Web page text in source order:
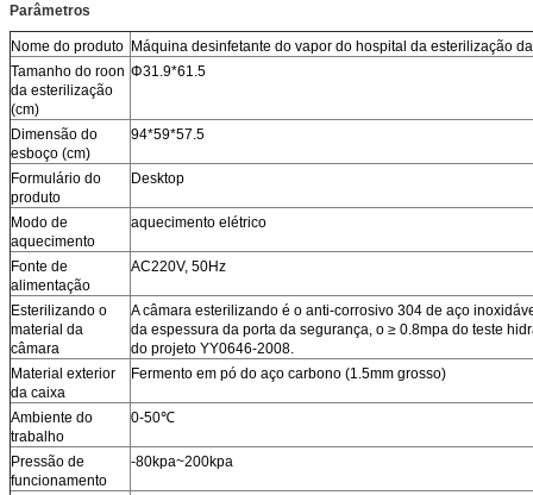
Parâmetros
Nome do produto Máquina desinfetante do vapor do hospital da esterilização
Tamanho do roon
da esterilização
(cm)
Φ31.9*61.5
Dimensão do
esboço (cm)
94*59*57.5
Formulário do
produto
Desktop
Modo de
aquecimento
aquecimento elétrico
Fonte de
alimentação
AC220V, 50Hz
Esterilizando o
material da
câmara
A câmara esterilizando é o anti-corrosivo 304 de aço
da espessura da porta da segurança, o ≥ 0.8mpa do teste
do projeto YY0646-2008.
Material exterior
da caixa
Fermento em pó do aço carbono (1.5mm grosso)
Ambiente do
trabalho
0-50℃
Pressão de
funcionamento
-80kpa~200kpa